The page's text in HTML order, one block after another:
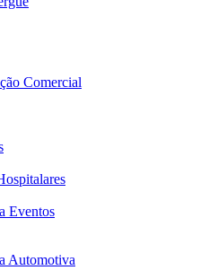
Comercial
Eventos
Automotiva